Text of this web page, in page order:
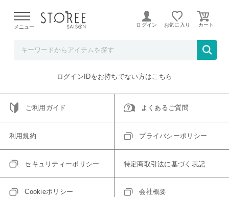
よる配送遅延が発生しております。
メニュー ログイン お気に入り
ご指定のアイテムは取り扱い終了、またはただいま取り扱い
トップへ戻る
ログインIDをお持ちでない方はこちら
ご利用ガイド よくあるご質問
利用規約 プライバシーポリシー
セキュリティーポリシー 特定商取引法に基づく表記
Cookieポリシー 会社概要